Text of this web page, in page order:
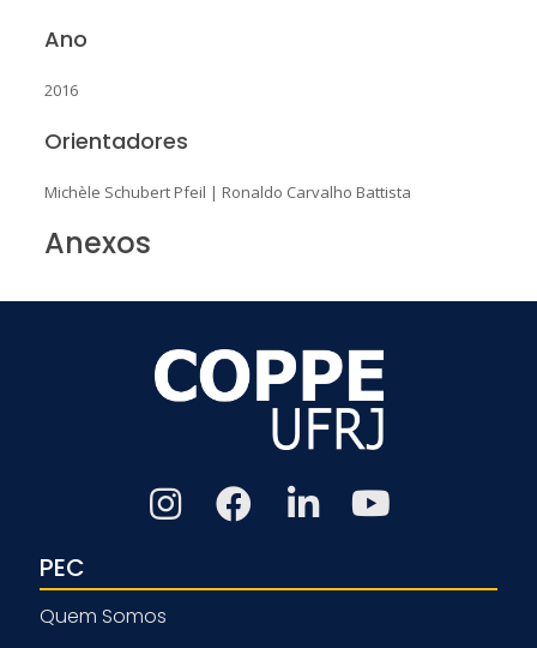
Ano
2016
Orientadores
Michèle Schubert Pfeil | Ronaldo Carvalho Battista
Anexos
PEC
Quem Somos